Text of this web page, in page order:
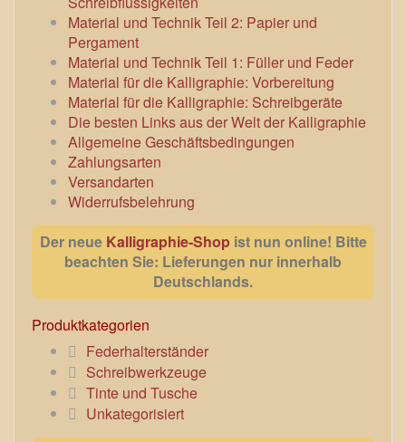
Material und Technik Teil 2: Papier und
Pergament
Material und Technik Teil 1: Füller und Feder
Material für die Kalligraphie: Vorbereitung
Material für die Kalligraphie: Schreibgeräte
Die besten Links aus der Welt der Kalligraphie
Allgemeine Geschäftsbedingungen
Zahlungsarten
Versandarten
Widerrufsbelehrung
Der neue Kalligraphie-Shopist nun online! Bitte
beachten Sie: Lieferungen nur innerhalb
Deutschlands.
Produktkategorien
Federhalterständer
Schreibwerkzeuge
Tinte und Tusche
Unkategorisiert